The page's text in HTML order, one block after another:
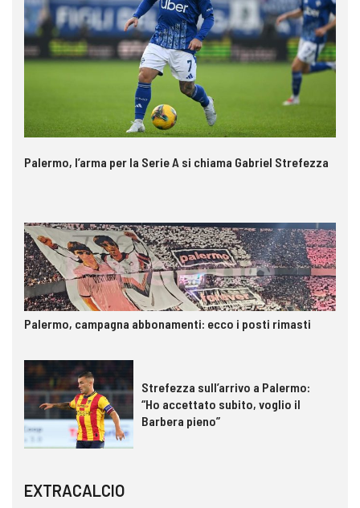
Palermo, l’arma per la Serie A si chiama Gabriel Strefezza
Palermo, campagna abbonamenti: ecco i posti rimasti
Strefezza sull’arrivo a Palermo:
“Ho accettato subito, voglio il
Barbera pieno”
EXTRACALCIO